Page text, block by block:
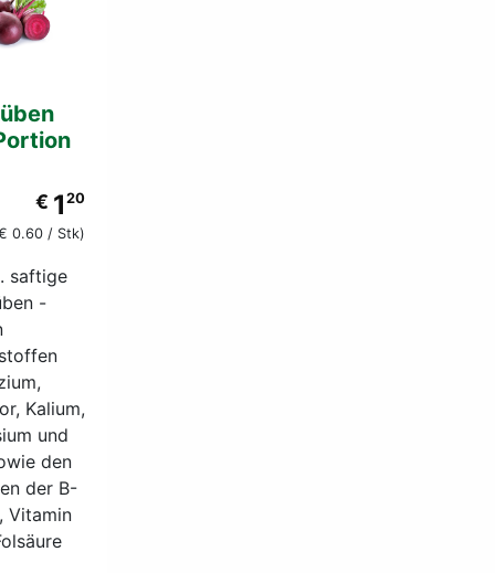
€ 1 20
0.60 / Stk)
saftige
-
Kalium,
und
den
der B-
Vitamin